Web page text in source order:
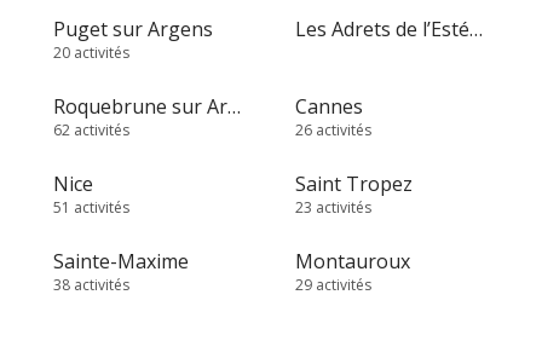
Puget sur Argens
20 activités
Les Adrets de l’Estérel
Roquebrune sur Argens
62 activités
Cannes
26 activités
Nice
51 activités
Saint Tropez
23 activités
Sainte-Maxime
38 activités
Montauroux
29 activités